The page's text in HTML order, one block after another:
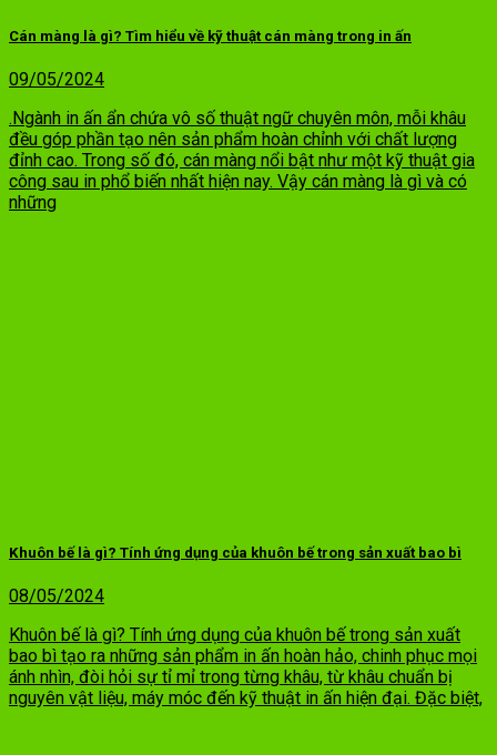
Cán màng là gì? Tìm hiểu về kỹ thuật cán màng trong in ấn
09/05/2024
.Ngành in ấn ẩn chứa vô số thuật ngữ chuyên môn, mỗi khâu
đều góp phần tạo nên sản phẩm hoàn chỉnh với chất lượng
đỉnh cao. Trong số đó, cán màng nổi bật như một kỹ thuật gia
công sau in phổ biến nhất hiện nay. Vậy cán màng là gì và có
những
Khuôn bế là gì? Tính ứng dụng của khuôn bế trong sản xuất bao bì
08/05/2024
Khuôn bế là gì? Tính ứng dụng của khuôn bế trong sản xuất
bao bì tạo ra những sản phẩm in ấn hoàn hảo, chinh phục mọi
ánh nhìn, đòi hỏi sự tỉ mỉ trong từng khâu, từ khâu chuẩn bị
nguyên vật liệu, máy móc đến kỹ thuật in ấn hiện đại. Đặc biệt,